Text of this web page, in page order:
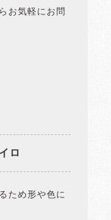
お気軽にお問
ロ
ため形や色に